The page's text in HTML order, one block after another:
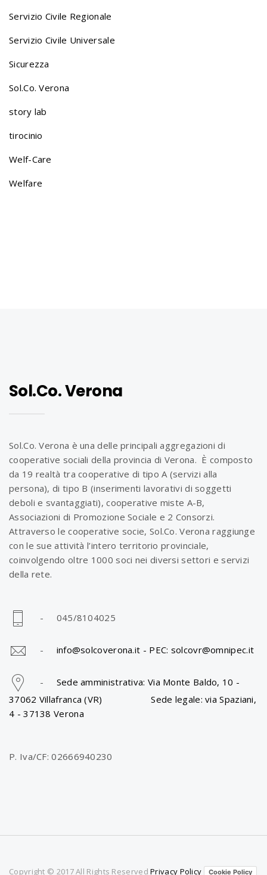
g
a
t
Servizio Civile Regionale
Servizio Civile Universale
Sicurezza
Sol.Co. Verona
story lab
tirocinio
Welf-Care
Welfare
Sol.Co. Verona
Sol.Co. Verona è una delle principali aggregazioni di
cooperative sociali della provincia di Verona. È composto
da 19 realtà tra cooperative di tipo A (servizi alla
persona), di tipo B (inserimenti lavorativi di soggetti
deboli e svantaggiati), cooperative miste A-B,
Associazioni di Promozione Sociale e 2 Consorzi.
Attraverso le cooperative socie, Sol.Co. Verona raggiunge
con le sue attività l’intero territorio provinciale,
coinvolgendo oltre 1000 soci nei diversi settori e servizi
della rete.
- 045/8104025
- info@solcoverona.it - PEC: solcovr@omnipec.it
- Sede amministrativa: Via Monte Baldo, 10 -
37062 Villafranca (VR) Sede legale: via Spaziani,
4 - 37138 Verona
P. Iva/CF: 02666940230
Copyright © 2017 All Rights ReservedPrivacy Policy Cookie Policy